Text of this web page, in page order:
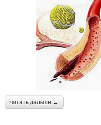
читать дальше →